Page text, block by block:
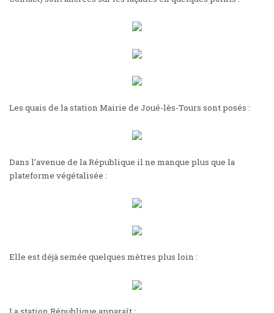
Les quais de la station Mairie de Joué-lès-Tours sont posés :
Dans l’avenue de la République il ne manque plus que la
plateforme végétalisée :
Elle est déjà semée quelques mètres plus loin :